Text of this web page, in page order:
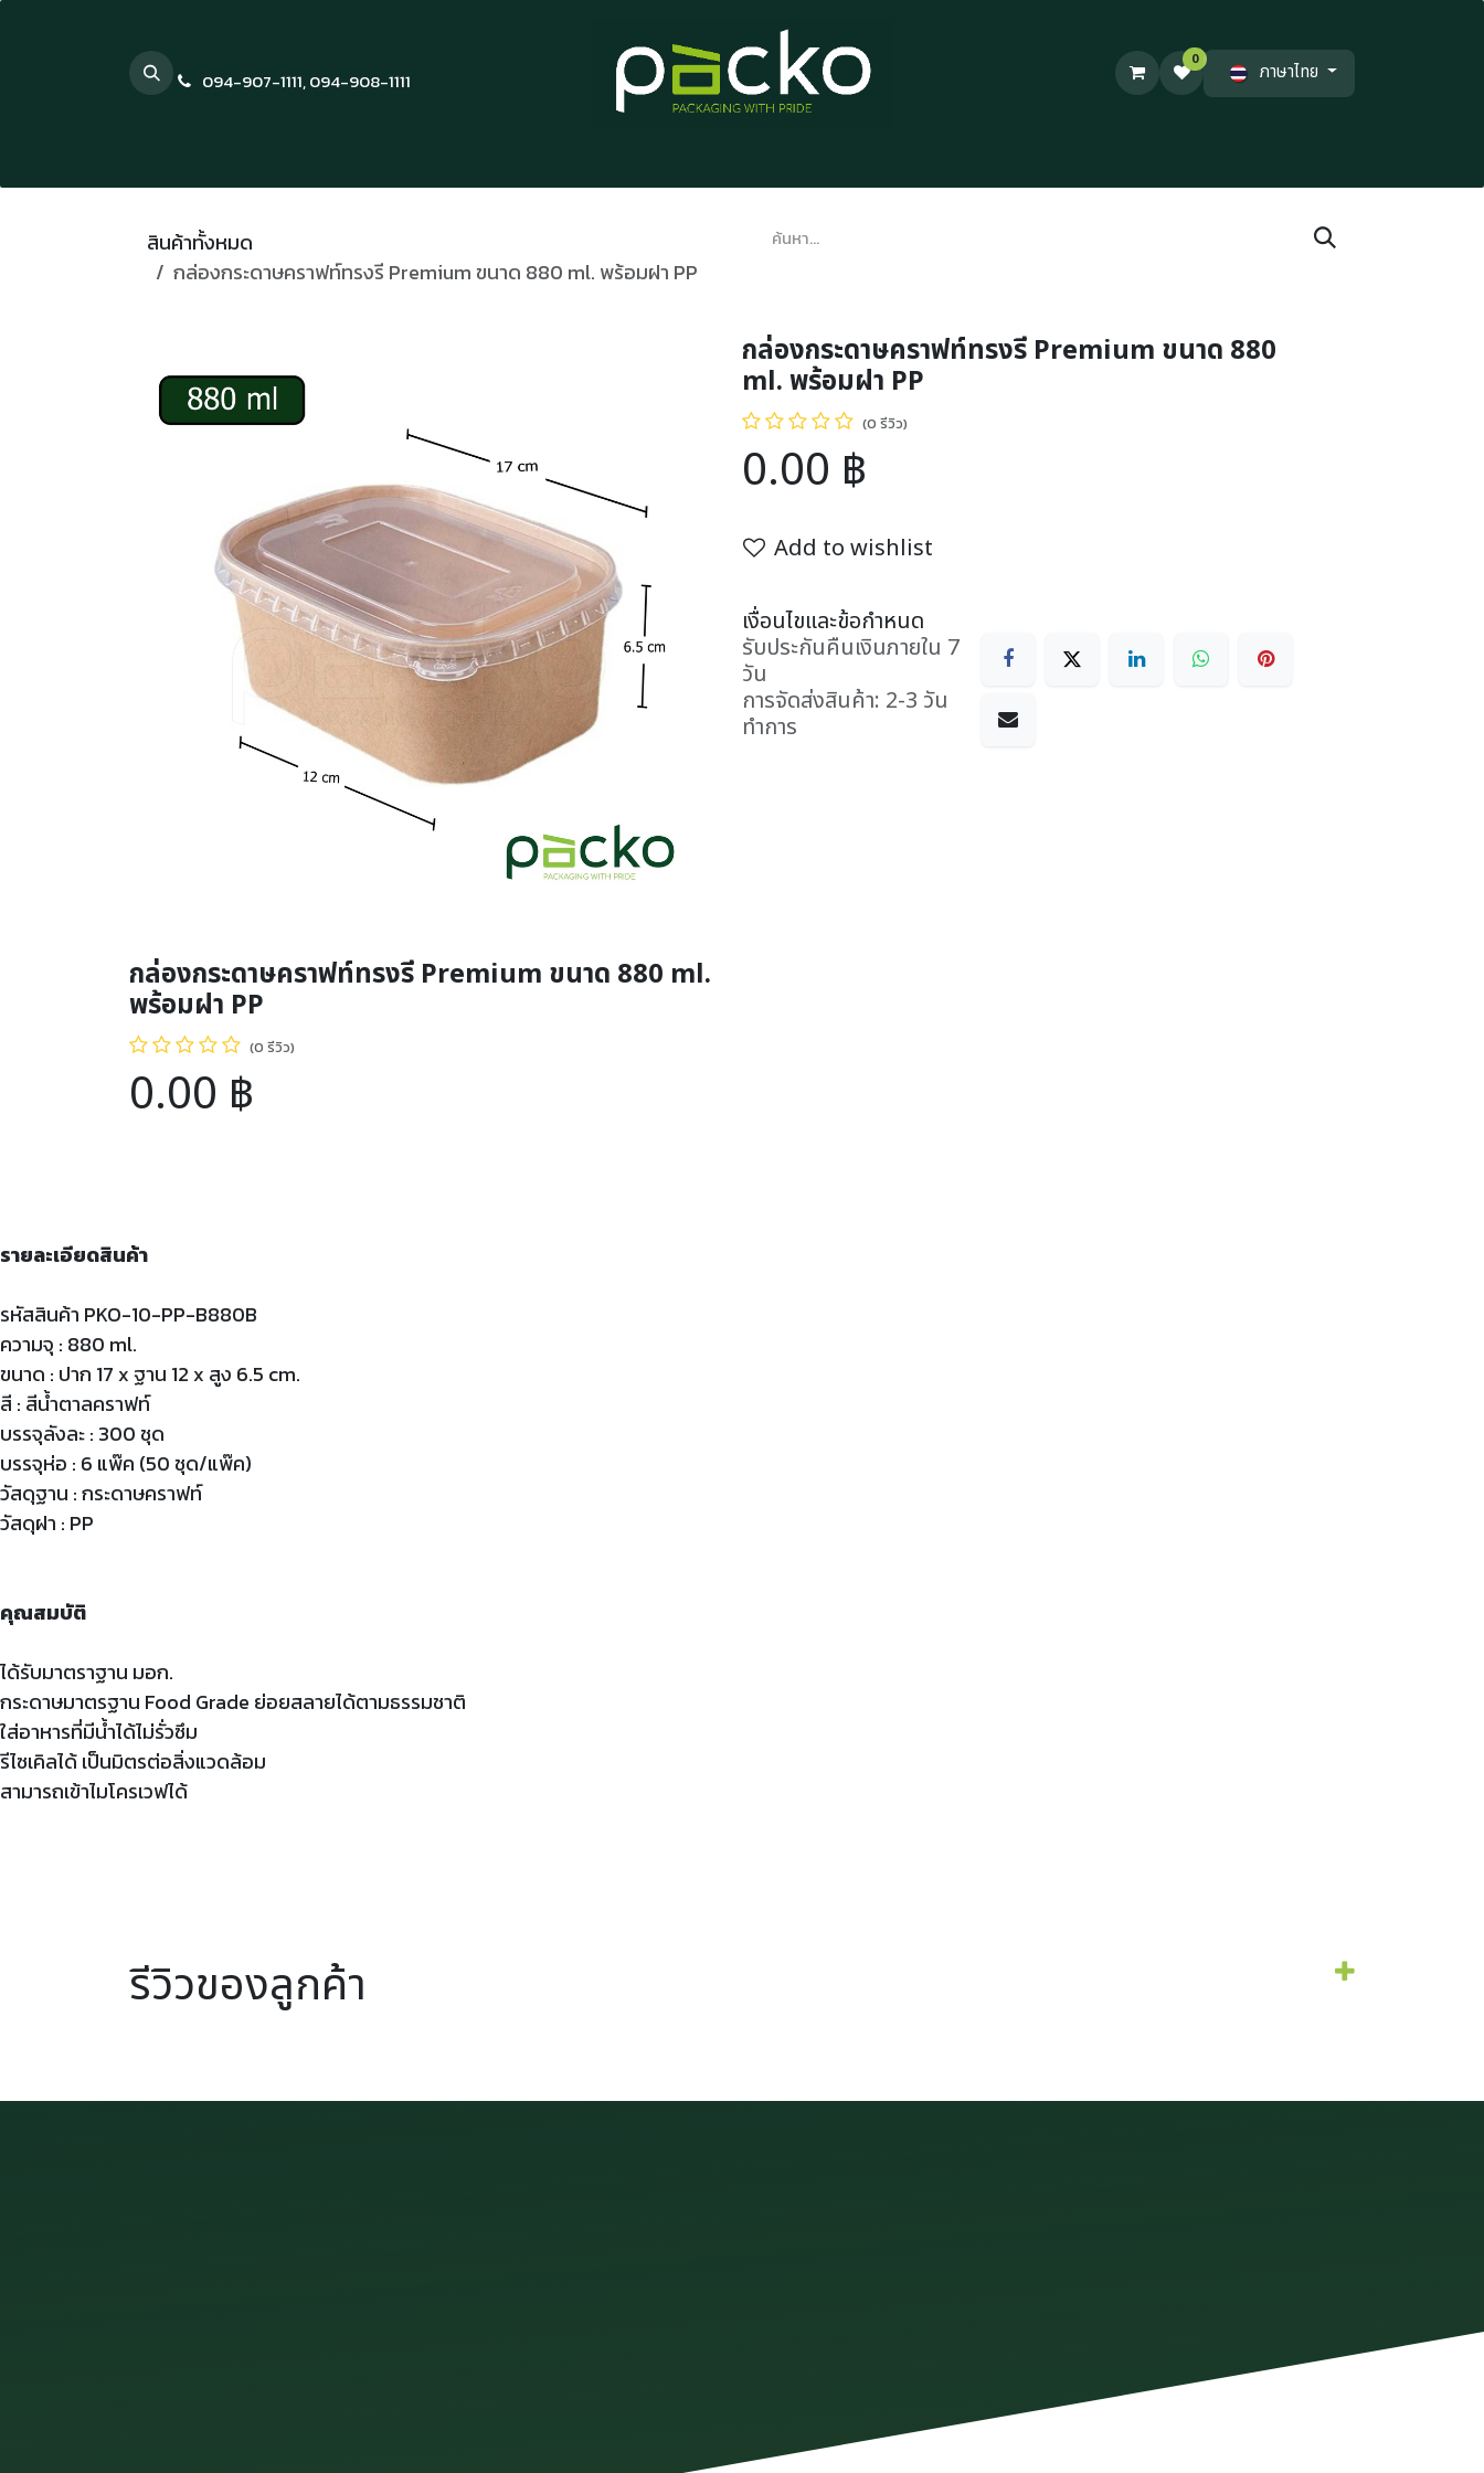
094-907-1111,094-908-1111
0
ภาษาไทย
สินค้าทั้งหมด
กล่องกระดาษคราฟท์ทรงรี Premium ขนาด 880 ml. พร้อมฝา PP
กล่องกระดาษคราฟท์ทรงรี Premium ขนาด 880
ml. พร้อมฝา PP
(0 รีวิว)
0.00 ฿
Add to wishlist
เงื่อนไขและข้อกำหนด
รับประกันคืนเงินภายใน 7
วัน
การจัดส่งสินค้า: 2-3 วัน
ทำการ
กล่องกระดาษคราฟท์ทรงรี Premium ขนาด 880 ml.
พร้อมฝา PP
(0 รีวิว)
0.00 ฿
รายละเอียดสินค้า
รหัสสินค้า PKO-10-PP-B880B
ความจุ : 880 ml.
ขนาด : ปาก 17 x ฐาน 12 x สูง 6.5 cm.
สี : สีน้ำตาลคราฟท์
บรรจุลังละ : 300 ชุด
บรรจุห่อ : 6 แพ๊ค (50 ชุด/แพ๊ค)
วัสดุฐาน : กระดาษคราฟท์
วัสดุฝา : PP
คุณสมบัติ
ได้รับมาตราฐาน มอก.
กระดาษมาตรฐาน Food Grade ย่อยสลายได้ตามธรรมชาติ
ใส่อาหารที่มีน้ำได้ไม่รั่วซึม
รีไซเคิลได้ เป็นมิตรต่อสิ่งแวดล้อม
สามารถเข้าไมโครเวฟได้
รีวิวของลูกค้า